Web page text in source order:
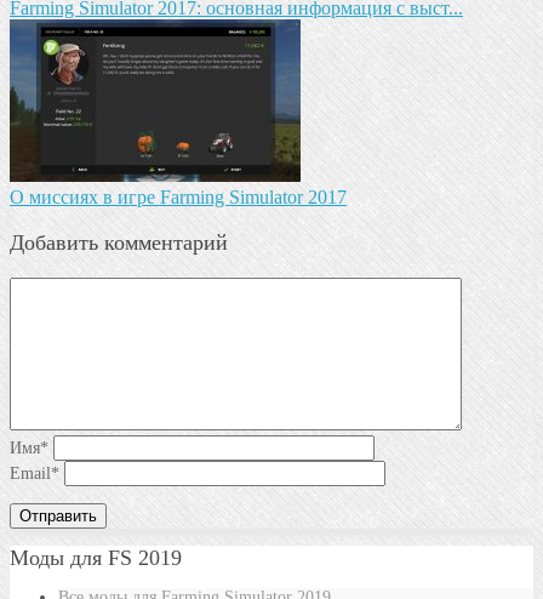
Farming Simulator 2017: основная информация с выст...
О миссиях в игре Farming Simulator 2017
Добавить комментарий
Имя*
Email*
Моды для FS 2019